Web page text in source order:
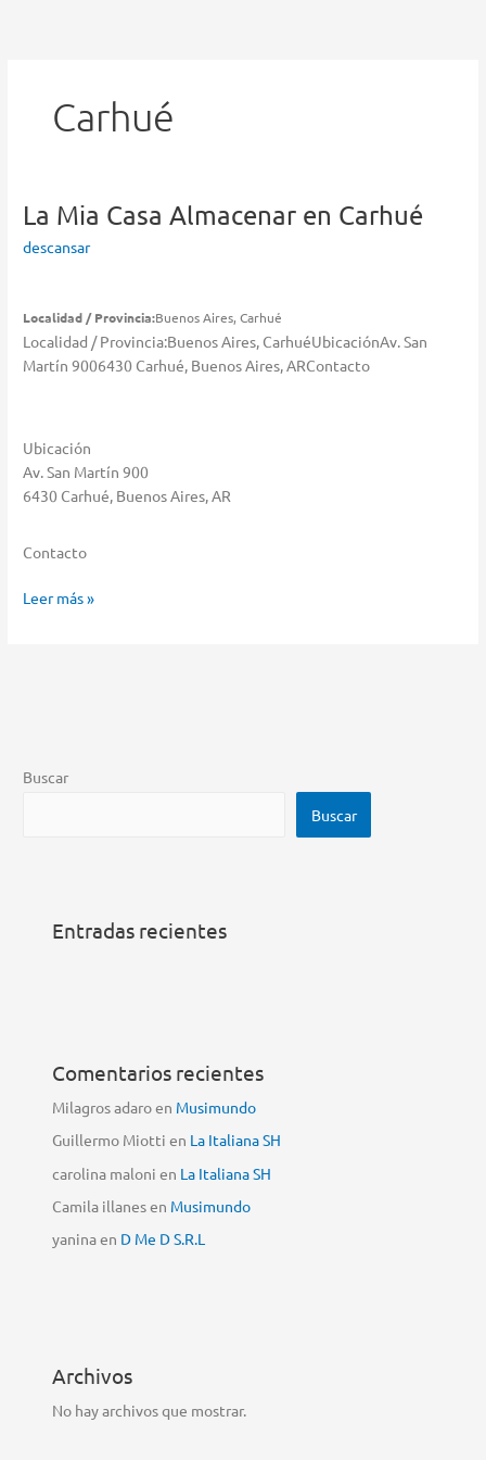
Carhué
La Mia CasaAlmacenar en Carhué
descansar
Localidad / Provincia:Buenos Aires, Carhué
Localidad / Provincia:Buenos Aires, CarhuéUbicaciónAv. San
Martín 9006430 Carhué, Buenos Aires, ARContacto
Ubicación
Av. San Martín 900
6430 Carhué, Buenos Aires, AR
Contacto
La
Leer más »
Buscar
Buscar
Entradas recientes
Comentarios recientes
Milagros adaroen Musimundo
Guillermo Miotti en La Italiana SH
carolina maloni en La Italiana SH
Camila illanesen Musimundo
yaninaen D Me D S.R.L
Archivos
No hay archivos que mostrar.